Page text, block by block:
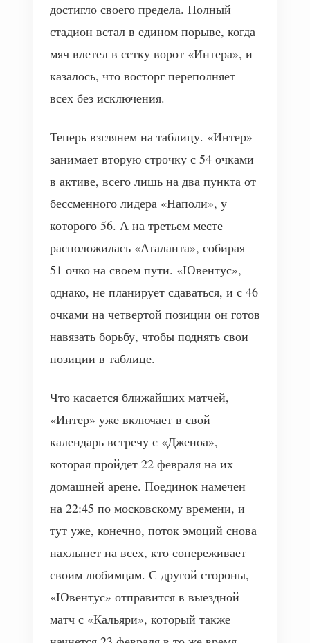
достигло своего предела. Полный
стадион встал в едином порыве, когда
мяч влетел в сетку ворот «Интера», и
казалось, что восторг переполняет
всех без исключения.
Теперь взглянем на таблицу. «Интер»
занимает вторую строчку с 54 очками
в активе, всего лишь на два пункта от
бессменного лидера «Наполи», у
которого 56. А на третьем месте
расположилась «Аталанта», собирая
51 очко на своем пути. «Ювентус»,
однако, не планирует сдаваться, и с 46
очками на четвертой позиции он готов
навязать борьбу, чтобы поднять свои
позиции в таблице.
Что касается ближайших матчей,
«Интер» уже включает в свой
календарь встречу с «Дженоа»,
которая пройдет 22 февраля на их
домашней арене. Поединок намечен
на 22:45 по московскому времени, и
тут уже, конечно, поток эмоций снова
нахлынет на всех, кто сопереживает
своим любимцам. С другой стороны,
«Ювентус» отправится в выездной
матч с «Кальяри», который также